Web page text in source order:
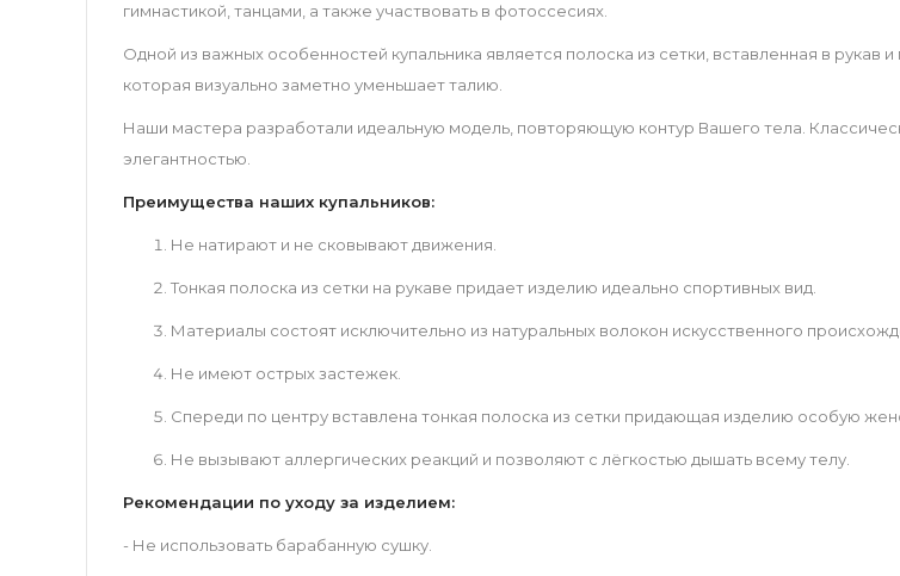
гимнастикой, танцами, а также участвовать в фотоссесиях.
Одной из важных особенностей купальника является полоска из сетки, вставленная в
которая визуально заметно уменьшает талию.
Наши мастера разработали идеальную модель, повторяющую контур Вашего тела.
элегантностью.
Преимущества наших купальников:
Не натирают и не сковывают движения.
Тонкая полоска из сетки на рукаве придает изделию идеально спортивных вид.
Материалы состоят исключительно из натуральных волокон искусственного
Не имеют острых застежек.
Спереди по центру вставлена тонкая полоска из сетки придающая изделию особую
Не вызывают аллергических реакций и позволяют с лёгкостью дышать всему телу.
Рекомендации по уходу за изделием:
- Не использовать барабанную сушку.